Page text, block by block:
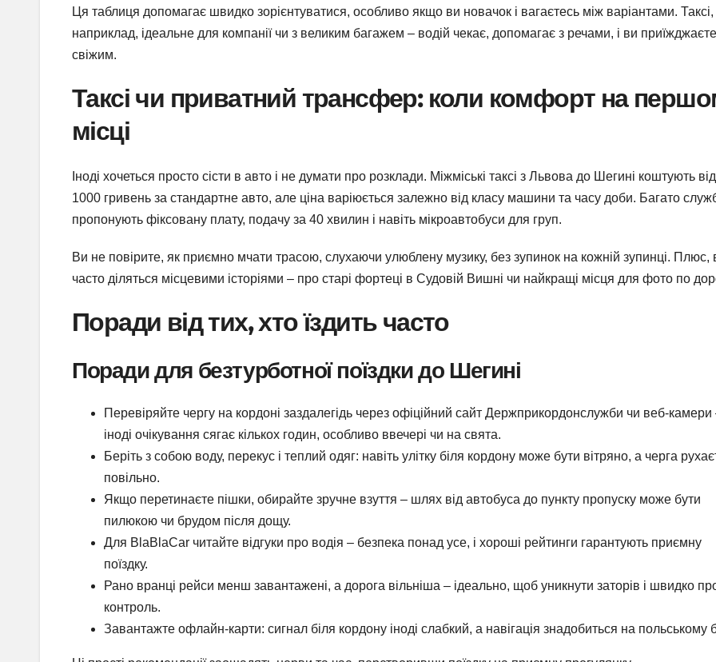
Ця таблиця допомагає швидко зорієнтуватися, особливо якщо ви новачок і вагаєтесь між варіантами. Таксі,
наприклад, ідеальне для компанії чи з великим багажем – водій чекає, допомагає з речами, і ви приїжджаєте
свіжим.
Таксі чи приватний трансфер: коли комфорт на
місці
Іноді хочеться просто сісти в авто і не думати про розклади. Міжміські таксі з Львова до Шегині коштують від
1000 гривень за стандартне авто, але ціна варіюється залежно від класу машини та часу доби. Багато
пропонують фіксовану плату, подачу за 40 хвилин і навіть мікроавтобуси для груп.
Ви не повірите, як приємно мчати трасою, слухаючи улюблену музику, без зупинок на кожній зупинці. Плюс,
часто діляться місцевими історіями – про старі фортеці в Судовій Вишні чи найкращі місця для фото по
Поради від тих, хто їздить часто
Поради для безтурботної поїздки до Шегині
Перевіряйте чергу на кордоні заздалегідь через офіційний сайт Держприкордонслужби чи веб-камери
іноді очікування сягає кількох годин, особливо ввечері чи на свята.
Беріть з собою воду, перекус і теплий одяг: навіть улітку біля кордону може бути вітряно, а черга
повільно.
Якщо перетинаєте пішки, обирайте зручне взуття – шлях від автобуса до пункту пропуску може бути
пилюкою чи брудом після дощу.
Для BlaBlaCar читайте відгуки про водія – безпека понад усе, і хороші рейтинги гарантують приємну
поїздку.
Рано вранці рейси менш завантажені, а дорога вільніша – ідеально, щоб уникнути заторів і швидко
контроль.
Завантажте офлайн-карти: сигнал біля кордону іноді слабкий, а навігація знадобиться на польському